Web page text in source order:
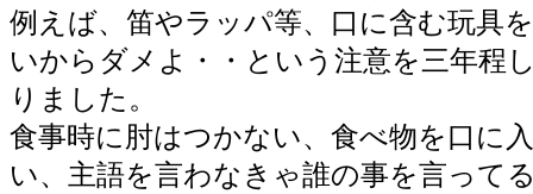
例えば、笛やラッパ等、口に含む玩具
いからダメよ・・という注意を三年程
りました。
食事時に肘はつかない、食べ物を口に
い、主語を言わなきゃ誰の事を言って